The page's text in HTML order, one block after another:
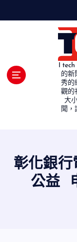
I
的新
秀的
觀的
大
聞，
彰化銀行
公益